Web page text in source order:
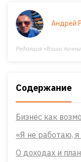
Андрей
Редакция «Ваши
Содержание
Бизнес как
«Я не работаю,
О доходах и